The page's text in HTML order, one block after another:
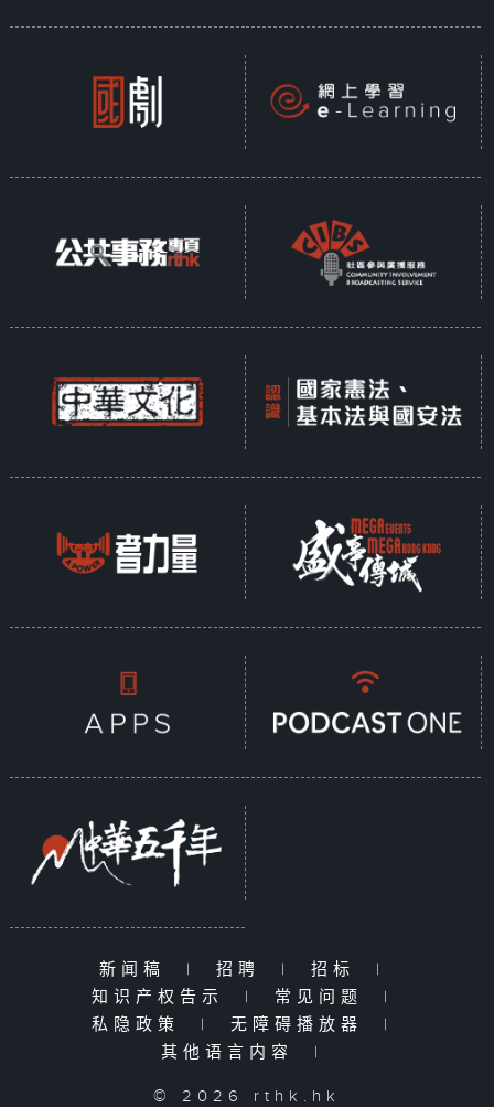
新闻稿 | 招聘 | 招标
|
知识产权告示
| 常见问题
|
私隐政策
| 无障碍播放器
|
其他语言内容
|
© 2026 rthk.hk